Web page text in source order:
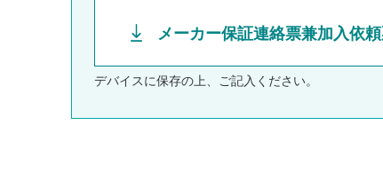
メーカー保証連絡票兼加入依
デバイスに保存の上、ご記入ください。